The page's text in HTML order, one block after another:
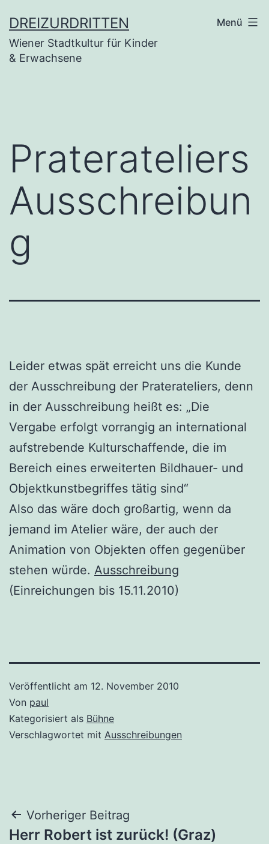
Inhalt
springen
DREIZURDRITTEN
Wiener Stadtkultur für Kinder
& Erwachsene
Menü
Praterateliers
Ausschreibun
g
Leider etwas spät erreicht uns die Kunde
der Ausschreibung der Praterateliers, denn
in der Ausschreibung heißt es: „Die
Vergabe erfolgt vorrangig an international
aufstrebende Kulturschaffende, die im
Bereich eines erweiterten Bildhauer- und
Objektkunstbegriffes tätig sind“
Also das wäre doch großartig, wenn da
jemand im Atelier wäre, der auch der
Animation von Objekten offen gegenüber
stehen würde. Ausschreibung
(Einreichungen bis 15.11.2010)
Veröffentlicht am 12. November 2010
Von paul
Kategorisiert als Bühne
Verschlagwortet mit Ausschreibungen
Beitragsnavigation
Vorheriger Beitrag
Herr Robert ist zurück! (Graz)